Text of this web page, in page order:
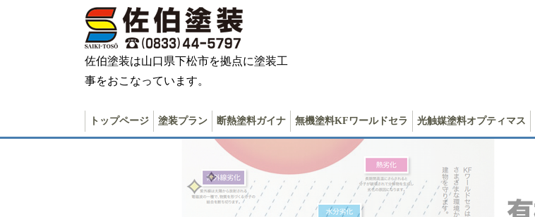
佐伯塗装は山口県下松市を拠点に塗装工
事をおこなっています。
トップページ 塗装プラン 断熱塗料ガイナ 無機塗料KFワールドセラ 光触媒塗料オプティマス